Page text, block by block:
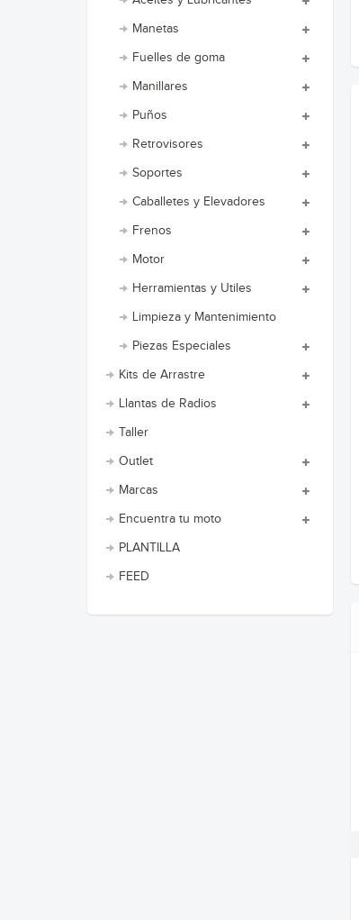
Manetas
Fuelles de goma
Manillares
Puños
Retrovisores
Soportes
Caballetes y Elevadores
Frenos
Motor
Herramientas y Utiles
Limpieza y Mantenimiento
Piezas Especiales
Kits de Arrastre
Llantas de Radios
Taller
Outlet
Marcas
Encuentra tu moto
PLANTILLA
FEED